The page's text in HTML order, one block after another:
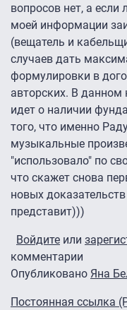
вопросов нет, а если
моей информации
(вещатель и
случаев дать
формулировки в
авторских. В данном
идет о наличии
того, что именно
музыкальные
"использовало" по
что скажет снова
новых
представит)))
Войдите или
комментарии
Опубликовано Яна
Постоянная ссылка